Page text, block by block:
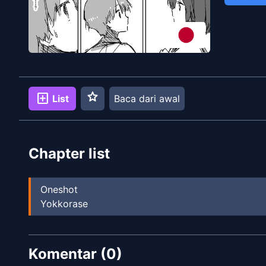
add_box List star Baca dari awal
Chapter list
Oneshot
Yokkorase
Komentar (0)